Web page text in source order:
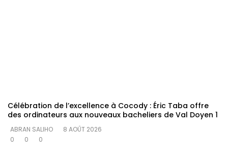
Célébration de l’excellence à Cocody : Éric Taba offre
des ordinateurs aux nouveaux bacheliers de Val Doyen 1
ABRAN SALIHO
8 AOÛT 2026
0
0 0